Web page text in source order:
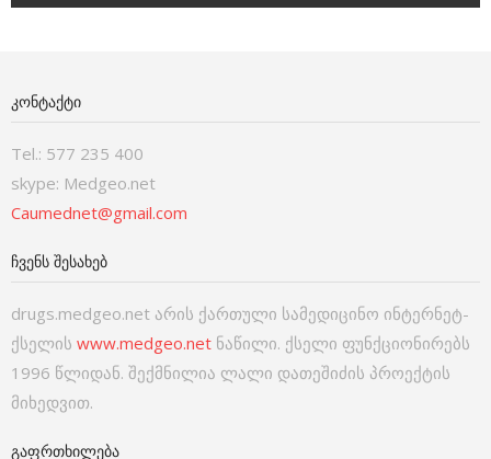
ᲙᲝᲜᲢᲐᲥᲢᲘ
Tel.: 577 235 400
skype: Medgeo.net
Caumednet@gmail.com
ᲩᲕᲔᲜᲡ ᲨᲔᲡᲐᲮᲔᲑ
drugs.medgeo.net არის ქართული სამედიცინო ინტერნეტ-
ქსელის www.medgeo.net ნაწილი. ქსელი ფუნქციონირებს
1996 წლიდან. შექმნილია ლალი დათეშიძის პროექტის
მიხედვით.
ᲒᲐᲤᲠᲗᲮᲘᲚᲔᲑᲐ